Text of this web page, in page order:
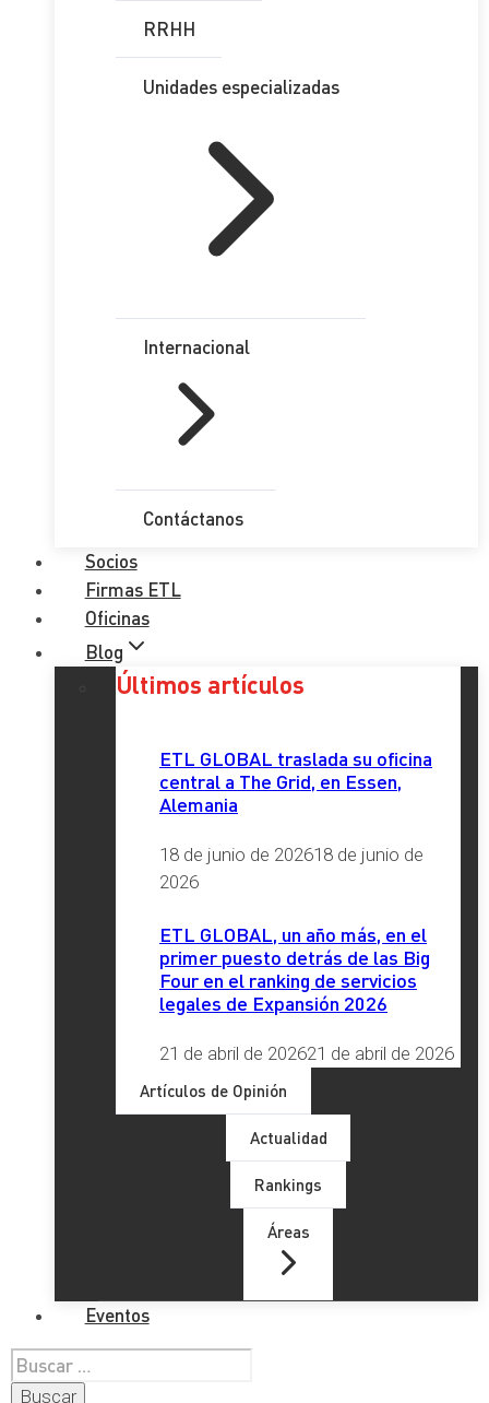
RRHH
Unidades especializadas
Internacional
Contáctanos
Socios
Firmas ETL
Oficinas
Blog
Últimos artículos
ETL GLOBAL traslada su oficina
central a The Grid, en Essen,
Alemania
18 de junio de 202618 de junio de
2026
ETL GLOBAL, un año más, en el
primer puesto detrás de las Big
Four en el ranking de servicios
legales de Expansión 2026
21 de abril de 202621 de abril de 2026
Artículos de Opinión
Actualidad
Rankings
Áreas
Eventos
Buscar: